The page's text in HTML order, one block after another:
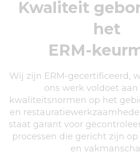
Kwaliteit
het
ERM-
Wij zijn ERM-gecertificeerd,
ons werk voldoet
kwaliteitsnormen op het
en
staat garant voor
processen die gericht zijn
en